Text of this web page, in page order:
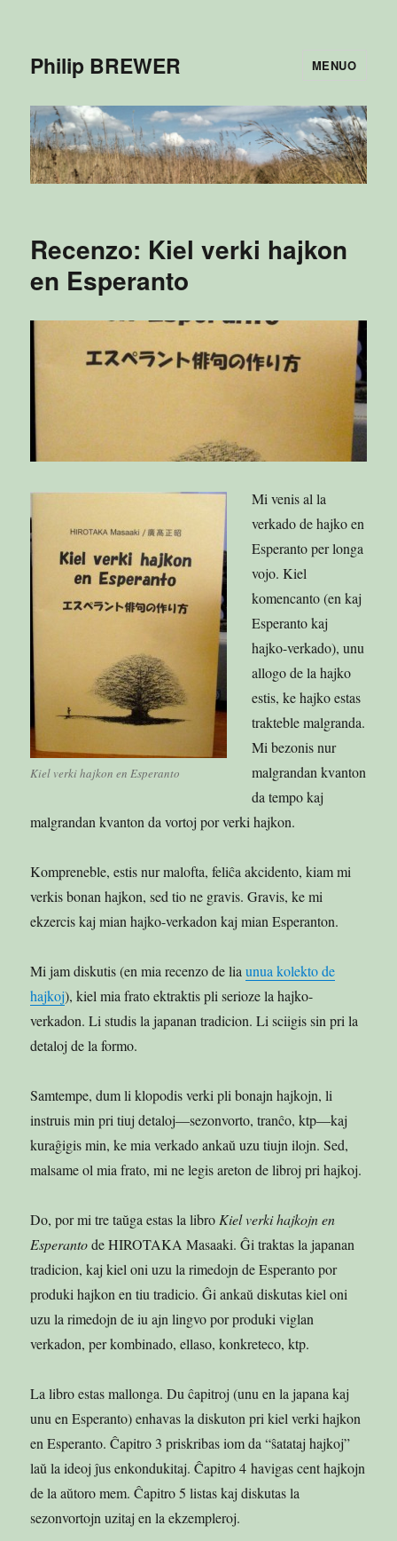
Philip BREWER MENUO
Recenzo: Kiel verki hajkon
en Esperanto
Kiel verki hajkon en Esperanto
Mi venis al la
verkado de hajko en
Esperanto per longa
vojo. Kiel
komencanto (en kaj
Esperanto kaj
hajko-verkado), unu
allogo de la hajko
estis, ke hajko estas
trakteble malgranda.
Mi bezonis nur
malgrandan kvanton
da tempo kaj
malgrandan kvanton da vortoj por verki hajkon.
Kompreneble, estis nur malofta, feliĉa akcidento, kiam mi
verkis bonan hajkon, sed tio ne gravis. Gravis, ke mi
ekzercis kaj mian hajko-verkadon kaj mian Esperanton.
Mi jam diskutis (en mia recenzo de liaunua kolekto de
hajkoj), kiel mia frato ektraktis pli serioze la hajko-
verkadon. Li studis la japanan tradicion. Li sciigis sin pri la
detaloj de la formo.
Samtempe, dum li klopodis verki pli bonajn hajkojn, li
instruis min pri tiuj detaloj—sezonvorto, tranĉo, ktp—kaj
kuraĝigis min, ke mia verkado ankaŭ uzu tiujn ilojn. Sed,
malsame ol mia frato, mi ne legis areton de libroj pri hajkoj.
Do, por mi tre taŭga estas la libro Kiel verki hajkojn en
Esperantode HIROTAKA Masaaki. Ĝi traktas la japanan
tradicion, kaj kiel oni uzu la rimedojn de Esperanto por
produki hajkon en tiu tradicio. Ĝi ankaŭ diskutas kiel oni
uzu la rimedojn de iu ajn lingvo por produki viglan
verkadon, per kombinado, ellaso, konkreteco, ktp.
La libro estas mallonga. Du ĉapitroj (unu en la japana kaj
unu en Esperanto) enhavas la diskuton pri kiel verki hajkon
en Esperanto. Ĉapitro 3 priskribas iom da “ŝatataj hajkoj”
laŭ la ideoj ĵus enkondukitaj. Ĉapitro 4 havigas cent hajkojn
de la aŭtoro mem. Ĉapitro 5 listas kaj diskutas la
sezonvortojn uzitaj en la ekzempleroj.